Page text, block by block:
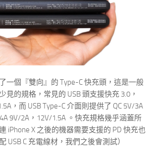
一個『雙向』的 Type-C 快充頭，這是一般
見的規格，常見的 USB 頭支援快充 3.0，
，而 USB Type-C 介面則提供了 QC 5V/3A
9V/2A，12V/1.5A 。快充規格幾乎涵蓋所
iPhone X 之後的機器需要支援的 PD 快充也
USB C 充電線材，我們之後會測試）